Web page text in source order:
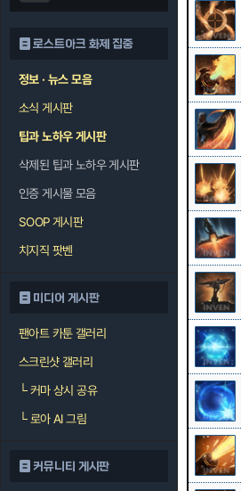
로스트아크 화제 집중
정보 · 뉴스 모음
소식 게시판
팁과 노하우 게시판
삭제된 팁과 노하우 게시판
인증 게시물 모음
SOOP 게시판
치지직 팟벤
미디어 게시판
팬아트 카툰 갤러리
스크린샷 갤러리
└커마 상시 공유
└로아 AI 그림
커뮤니티 게시판